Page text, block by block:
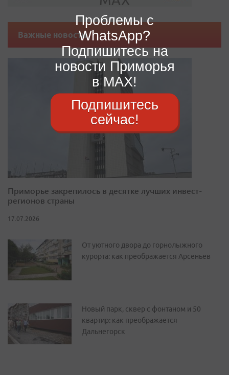
Важные новости
Приморье закрепилось в десятке лучших инвест-
регионов страны
17.07.2026
От уютного двора до горнолыжного
курорта: как преображается Арсеньев
Новый парк, сквер с фонтаном и 50
квартир: как преображается
Дальнегорск
Проблемы с
WhatsApp?
Подпишитесь на
новости Приморья
в MAX!
Подпишитесь
сейчас!